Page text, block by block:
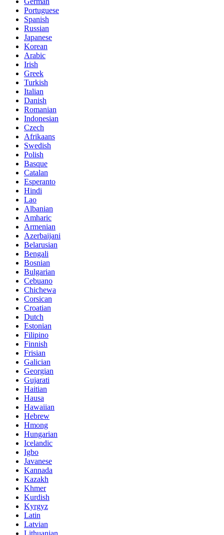
Portuguese
Spanish
Russian
Japanese
Korean
Arabic
Irish
Greek
Turkish
Italian
Danish
Romanian
Indonesian
Czech
Afrikaans
Swedish
Polish
Basque
Catalan
Esperanto
Hindi
Lao
Albanian
Amharic
Armenian
Azerbaijani
Belarusian
Bengali
Bosnian
Bulgarian
Cebuano
Chichewa
Corsican
Croatian
Dutch
Estonian
Filipino
Finnish
Frisian
Galician
Georgian
Gujarati
Haitian
Hausa
Hawaiian
Hebrew
Hmong
Hungarian
Icelandic
Igbo
Javanese
Kannada
Kazakh
Khmer
Kurdish
Kyrgyz
Latin
Latvian
Lithuanian